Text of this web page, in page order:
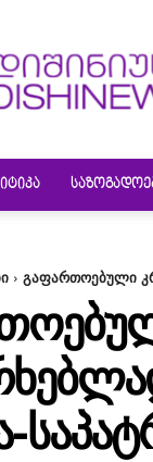
გაფართოებული